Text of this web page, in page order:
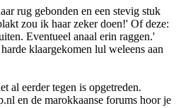
rug gebonden en een stevig stuk
zou ik haar zeker doen!' Of deze:
Eventueel anaal erin raggen.'
klaargekomen lul weleens aan
al eerder tegen is opgetreden.
en de marokkaanse forums hoor je